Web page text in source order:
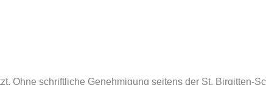
Ohne schriftliche Genehmigung seitens der St. Birgitten-